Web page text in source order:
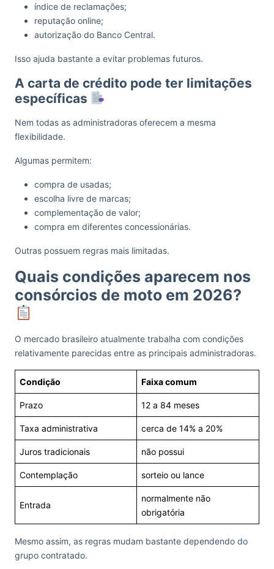
índice de reclamações;
reputação online;
autorização do Banco Central.
Isso ajuda bastante a evitar problemas futuros.
A carta de crédito pode ter limitações
específicas
Nem todas as administradoras oferecem a mesma
flexibilidade.
Algumas permitem:
compra de usadas;
escolha livre de marcas;
complementação de valor;
compra em diferentes concessionárias.
Outras possuem regras mais limitadas.
Quais condições aparecem nos
consórcios de moto em 2026?
O mercado brasileiro atualmente trabalha com condições
relativamente parecidas entre as principais administradoras.
Condição Faixa comum
Prazo 12 a 84 meses
Taxa administrativa cerca de 14% a 20%
Juros tradicionais não possui
Contemplação sorteio ou lance
Entrada
normalmente não
obrigatória
Mesmo assim, as regras mudam bastante dependendo do
grupo contratado.